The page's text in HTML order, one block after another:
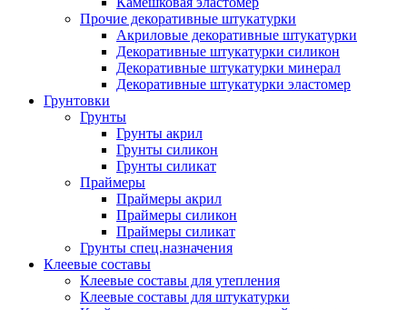
Прочие декоративные штукатурки
Акриловые декоративные штукатурки
Декоративные штукатурки силикон
Декоративные штукатурки минерал
Декоративные штукатурки эластомер
Грунтовки
Грунты
Грунты акрил
Грунты силикон
Грунты силикат
Праймеры
Праймеры акрил
Праймеры силикон
Праймеры силикат
Грунты спец.назначения
Клеевые составы
Клеевые составы для утепления
Клеевые составы для штукатурки